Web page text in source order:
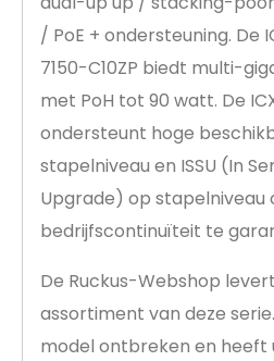
/ PoE + ondersteuning. De
7150-C10ZP biedt multi-
met PoH tot 90 watt. De
ondersteunt hoge
stapelniveau en ISSU (In
Upgrade) op
bedrijfscontinuïteit te
De Ruckus-Webshop
assortiment van deze
model ontbreken en heeft